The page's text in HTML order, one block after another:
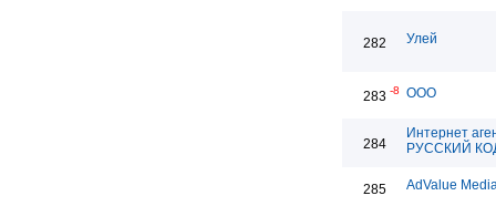
282 Улей
283 -8 ООО
284
Интернет
РУССКИЙ
285 AdValue